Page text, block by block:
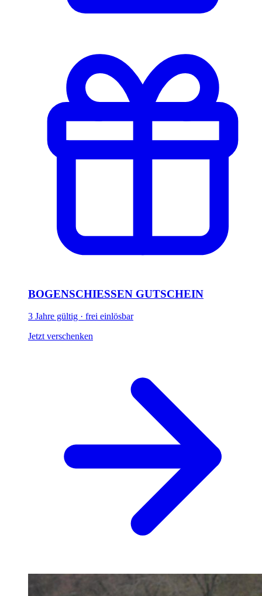
BOGENSCHIESSEN GUTSCHEIN
3 Jahre gültig · frei einlösbar
Jetzt verschenken